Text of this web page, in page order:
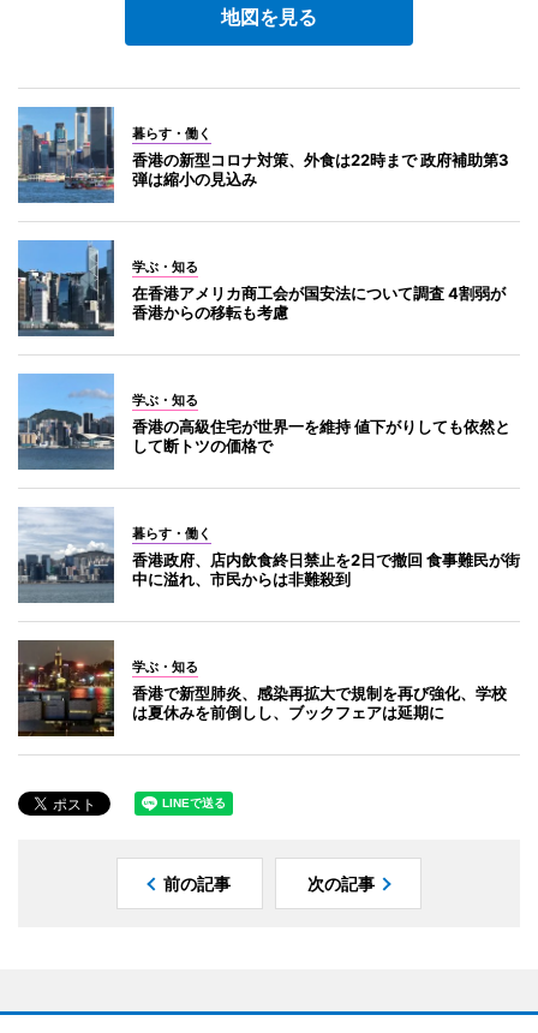
地図を見る
暮らす・働く
香港の新型コロナ対策、外食は22時まで 政府補助第3
弾は縮小の見込み
学ぶ・知る
在香港アメリカ商工会が国安法について調査 4割弱が
香港からの移転も考慮
学ぶ・知る
香港の高級住宅が世界一を維持 値下がりしても依然と
して断トツの価格で
暮らす・働く
香港政府、店内飲食終日禁止を2日で撤回 食事難民が街
中に溢れ、市民からは非難殺到
学ぶ・知る
香港で新型肺炎、感染再拡大で規制を再び強化、学校
は夏休みを前倒しし、ブックフェアは延期に
前の記事 次の記事